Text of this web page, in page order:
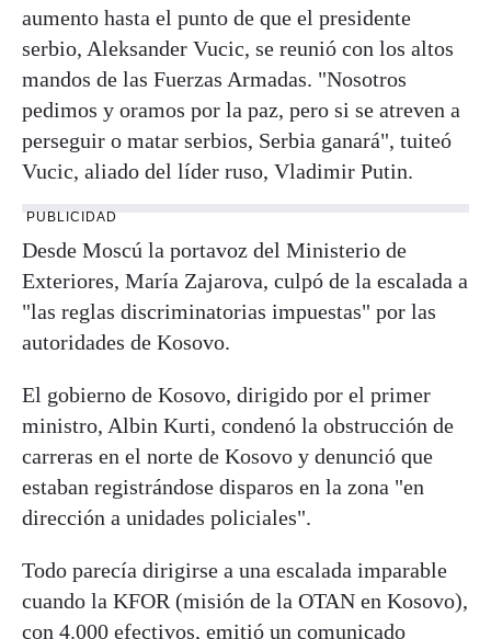
aumento hasta el punto de que el presidente
serbio, Aleksander Vucic, se reunió con los altos
mandos de las Fuerzas Armadas. "Nosotros
pedimos y oramos por la paz, pero si se atreven a
perseguir o matar serbios, Serbia ganará", tuiteó
Vucic, aliado del líder ruso, Vladimir Putin.
PUBLICIDAD
Desde Moscú la portavoz del Ministerio de
Exteriores, María Zajarova, culpó de la escalada a
"las reglas discriminatorias impuestas" por las
autoridades de Kosovo.
El gobierno de Kosovo, dirigido por el primer
ministro, Albin Kurti, condenó la obstrucción de
carreras en el norte de Kosovo y denunció que
estaban registrándose disparos en la zona "en
dirección a unidades policiales".
Todo parecía dirigirse a una escalada imparable
cuando la KFOR (misión de la OTAN en Kosovo),
con 4.000 efectivos, emitió un comunicado